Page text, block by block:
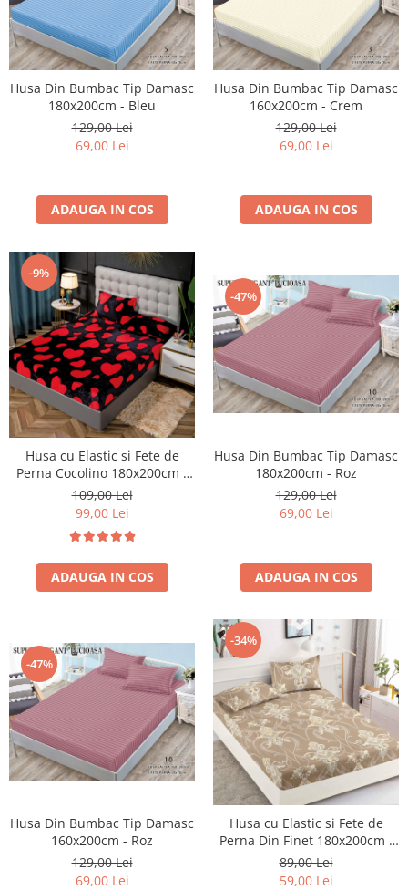
Husa Din Bumbac Tip Damasc
180x200cm - Bleu
129,00 Lei
69,00 Lei
ADAUGA IN COS
Husa Din Bumbac Tip Damasc
160x200cm - Crem
129,00 Lei
69,00 Lei
ADAUGA IN COS
-9%
Husa cu Elastic si Fete de
Perna Cocolino 180x200cm -
Hearts - Negru Cu Inimioare
Rosii
109,00 Lei
99,00 Lei
ADAUGA IN COS
-47%
Husa Din Bumbac Tip Damasc
180x200cm - Roz
129,00 Lei
69,00 Lei
ADAUGA IN COS
-47%
Husa Din Bumbac Tip Damasc
160x200cm - Roz
129,00 Lei
69,00 Lei
-34%
Husa cu Elastic si Fete de
Perna Din Finet 180x200cm -
Bej Royal
89,00 Lei
59,00 Lei